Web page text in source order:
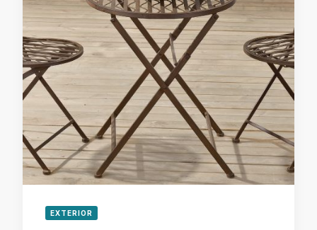
EXTERIOR